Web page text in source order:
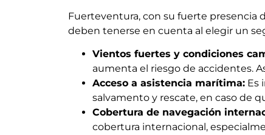
Fuerteventura, con su fuerte presencia
deben tenerse en cuenta al elegir un
Vientos fuertes y condiciones
aumenta el riesgo de accidentes.
Acceso a asistencia marítima: Es
salvamento y rescate, en caso de
Cobertura de navegación
cobertura internacional,